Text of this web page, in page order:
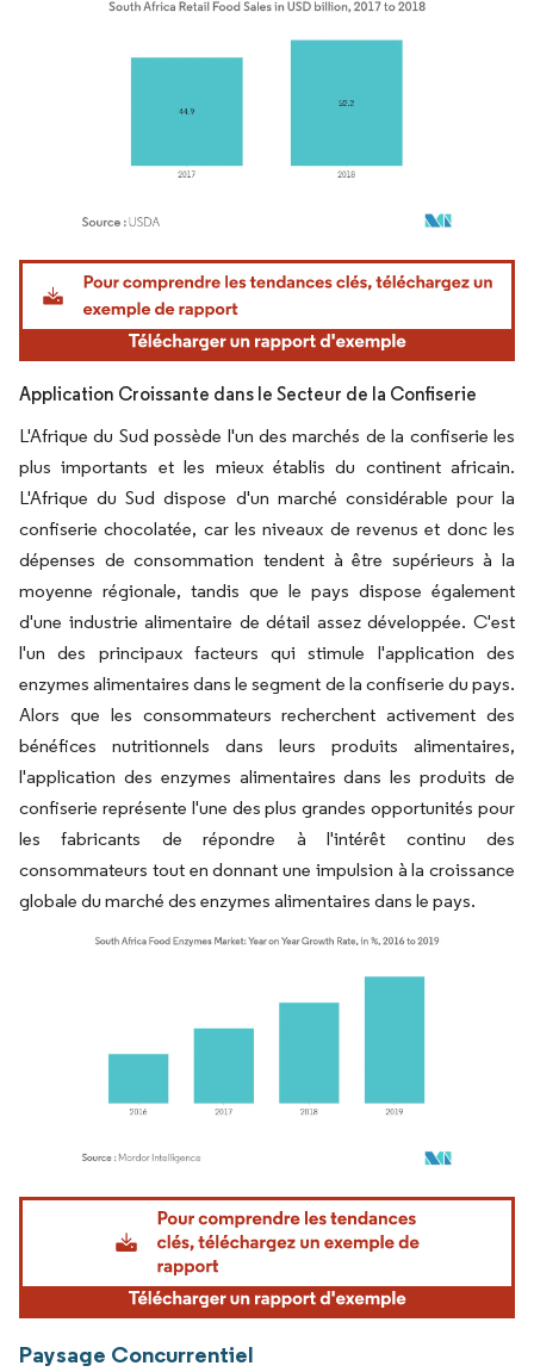
Image © Mordor Intelligence. La réutilisation nécessite une attribution sous CC BY
Application Croissante dans le Secteur de la Confiserie
L'Afrique du Sud possède l'un des marchés de la confiserie les
plus importants et les mieux établis du continent africain.
L'Afrique du Sud dispose d'un marché considérable pour la
confiserie chocolatée, car les niveaux de revenus et donc les
dépenses de consommation tendent à être supérieurs à la
moyenne régionale, tandis que le pays dispose également
d'une industrie alimentaire de détail assez développée. C'est
l'un des principaux facteurs qui stimule l'application des
enzymes alimentaires dans le segment de la confiserie du pays.
Alors que les consommateurs recherchent activement des
bénéfices nutritionnels dans leurs produits alimentaires,
l'application des enzymes alimentaires dans les produits de
confiserie représente l'une des plus grandes opportunités pour
les fabricants de répondre à l'intérêt continu des
consommateurs tout en donnant une impulsion à la croissance
globale du marché des enzymes alimentaires dans le pays.
Image © Mordor Intelligence. La réutilisation nécessite une attribution sous CC BY
Paysage Concurrentiel